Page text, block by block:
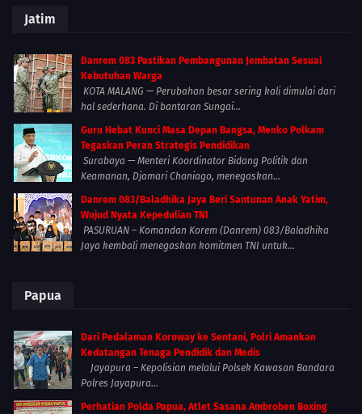
Jatim
Danrem 083 Pastikan Pembangunan Jembatan Sesuai
Kebutuhan Warga
KOTA MALANG — Perubahan besar sering kali dimulai dari
hal sederhana. Di bantaran Sungai...
Guru Hebat Kunci Masa Depan Bangsa, Menko Polkam
Tegaskan Peran Strategis Pendidikan
Surabaya — Menteri Koordinator Bidang Politik dan
Keamanan, Djamari Chaniago, menegaskan...
Danrem 083/Baladhika Jaya Beri Santunan Anak Yatim,
Wujud Nyata Kepedulian TNI
PASURUAN – Komandan Korem (Danrem) 083/Baladhika
Jaya kembali menegaskan komitmen TNI untuk...
Papua
Dari Pedalaman Koroway ke Sentani, Polri Amankan
Kedatangan Tenaga Pendidik dan Medis
Jayapura – Kepolisian melalui Polsek Kawasan Bandara
Polres Jayapura...
Perhatian Polda Papua, Atlet Sasana Ambroben Boxing